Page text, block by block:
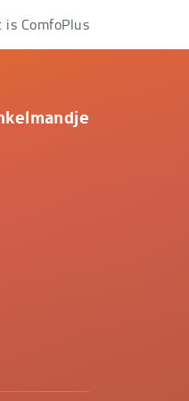
is ComfoPlus